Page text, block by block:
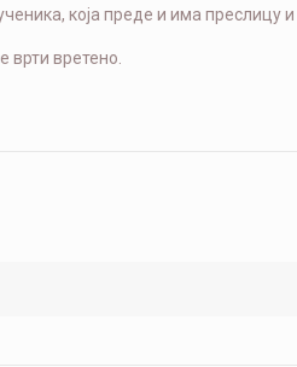
која преде и има
врти вретено.